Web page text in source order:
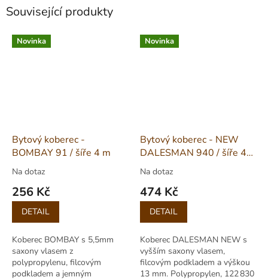
Související produkty
Novinka
Bytový koberec -
BOMBAY 91 / šíře 4 m
Na dotaz
256 Kč
Měrná
cena:
DETAIL
Koberec BOMBAY s 5,5mm
saxony vlasem z
polypropylenu, filcovým
podkladem a jemným
Novinka
Bytový koberec - NEW
DALESMAN 940 / šíře 4
m
Na dotaz
474 Kč
Měrná
cena:
DETAIL
Koberec DALESMAN NEW s
vyšším saxony vlasem,
filcovým podkladem a výškou
13 mm. Polypropylen, 122 830